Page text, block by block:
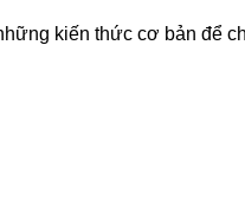
kiến thức cơ bản để